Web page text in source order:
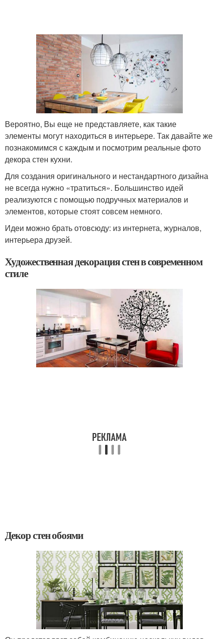
Вероятно, Вы еще не представляете, как такие
элементы могут находиться в интерьере. Так давайте же
познакомимся с каждым и посмотрим реальные фото
декора стен кухни.
Для создания оригинального и нестандартного дизайна
не всегда нужно «тратиться». Большинство идей
реализуются с помощью подручных материалов и
элементов, которые стоят совсем немного.
Идеи можно брать отовсюду: из интернета, журналов,
интерьера друзей.
Художественная декорация стен в современном
стиле
Декор стен обоями